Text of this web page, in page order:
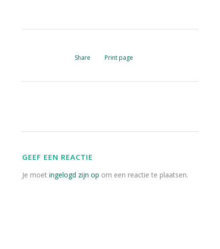
Share Print page
GEEF EEN REACTIE
Je moet ingelogd zijn op om een reactie te plaatsen.